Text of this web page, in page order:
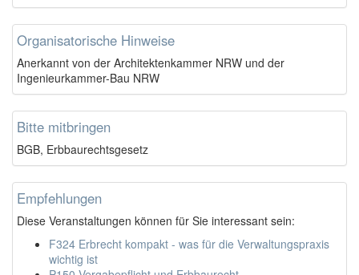
Organisatorische Hinweise
Anerkannt von der Architektenkammer NRW und der
Ingenieurkammer-Bau NRW
Bitte mitbringen
BGB, Erbbaurechtsgesetz
Empfehlungen
Diese Veranstaltungen können für Sie interessant sein:
F324 Erbrecht kompakt - was für die Verwaltungspraxis
wichtig ist